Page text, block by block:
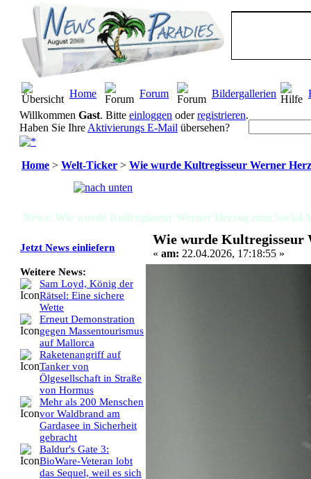
Home Forum Bildergallerien
Willkommen Gast. Bitte einloggen oderregistrieren.
Haben Sie Ihre Aktivierungs E-Mail übersehen?
Home > Welt-Ticker > Wie wurde Kultregisseur Werner
News: Wie wurde Kultregisseur Werner Herzog zum Social-
Jetzt News einliefern
Weitere News:
Sam Loyd, König der
Rätsel: Eine sichere
Wette
Erneut Demonstration
gegen Massentourismus
auf Mallorca
Raketenangriff auf
Tanker von
Ölgesellschaft in Straße
von Hormus
Mehr als 200 Menschen
vor Waldbrand am
Gardasee in Sicherheit
gebracht
Baldur's Gate 3:
BioWare-Veteran lobt
das Sequel, weil es sich
Wie wurde Kultregisseur
« am: 22.04.2026, 17:18:55 »